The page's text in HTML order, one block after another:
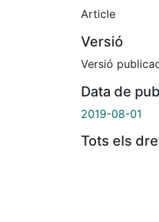
Article
Versió
Versió
Data de
2019-08-01
Tots els